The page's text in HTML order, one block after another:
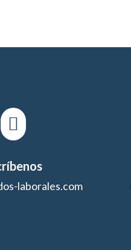

laborales.com